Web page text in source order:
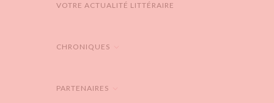
VOTRE ACTUALITÉ LITTÉRAIRE
CHRONIQUES
PARTENAIRES